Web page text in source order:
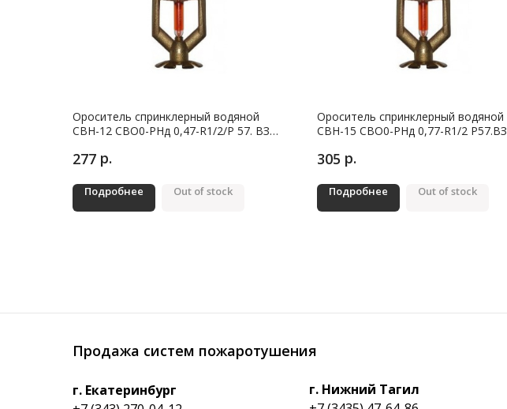
Ороситель спринклерный водяной
СВН-12 СВО0-РНд 0,47-R1/2/Р 57. ВЗ
277 р.
Подробнее Out of stock
Ороситель спринклерный водяной
СВН-15 СВО0-РНд 0,77-R1/2 Р57.ВЗ
305 р.
Подробнее Out of stock
Продажа систем пожаротушения
г. Екатеринбург
г. Нижний Тагил